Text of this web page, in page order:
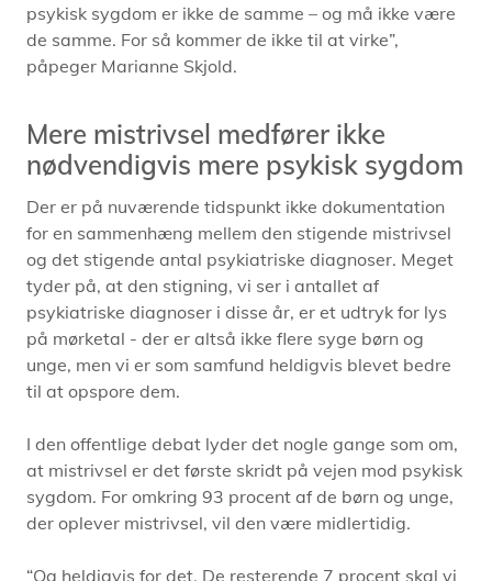
psykisk sygdom er ikke de samme – og må ikke være
de samme. For så kommer de ikke til at virke”,
påpeger Marianne Skjold.
Mere mistrivsel medfører ikke
nødvendigvis mere psykisk sygdom
Der er på nuværende tidspunkt ikke dokumentation
for en sammenhæng mellem den stigende mistrivsel
og det stigende antal psykiatriske diagnoser. Meget
tyder på, at den stigning, vi ser i antallet af
psykiatriske diagnoser i disse år, er et udtryk for lys
på mørketal - der er altså ikke flere syge børn og
unge, men vi er som samfund heldigvis blevet bedre
til at opspore dem.
I den offentlige debat lyder det nogle gange som om,
at mistrivsel er det første skridt på vejen mod psykisk
sygdom. For omkring 93 procent af de børn og unge,
der oplever mistrivsel, vil den være midlertidig.
“Og heldigvis for det. De resterende 7 procent skal vi